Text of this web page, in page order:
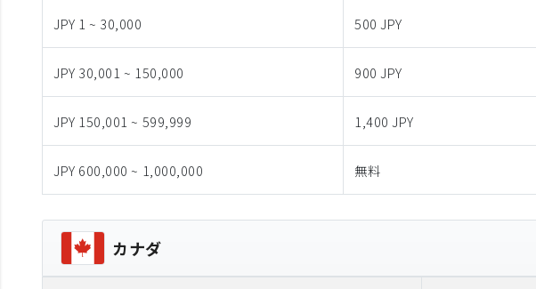
JPY 1 ~ 30,000 500 JPY
JPY 30,001 ~ 150,000 900 JPY
JPY 150,001 ~ 599,999 1,400 JPY
JPY 600,000 ~ 1,000,000 無料
カナダ